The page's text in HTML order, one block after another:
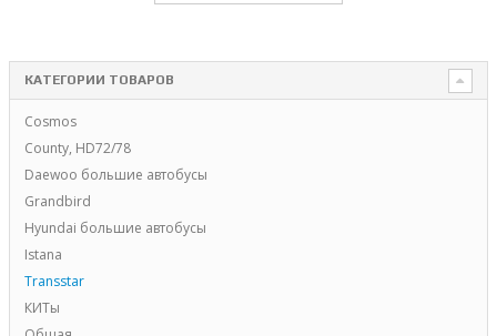
КАТЕГОРИИ ТОВАРОВ
Cosmos
County, HD72/78
Daewoo большие автобусы
Grandbird
Hyundai большие автобусы
Istana
Transstar
КИТы